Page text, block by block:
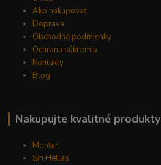
Ako nakupovať
Doprava
Obchodné podmienky
Ochrana súkromia
Kontakty
Blog
Nakupujte kvalitné produkty
Montar
Sin Hellas